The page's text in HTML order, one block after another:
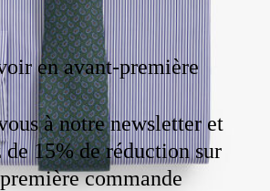
en avant-première
à notre newsletter et
15% de réduction sur
commande